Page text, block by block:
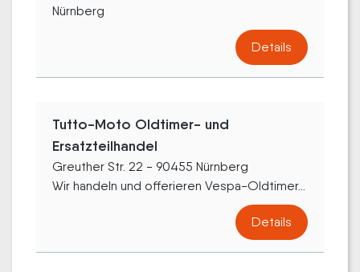
Nürnberg
Details
Tutto-Moto Oldtimer- und
Ersatzteilhandel
Greuther Str. 22 - 90455 Nürnberg
Wir handeln und offerieren Vespa-Oldtimer...
Details